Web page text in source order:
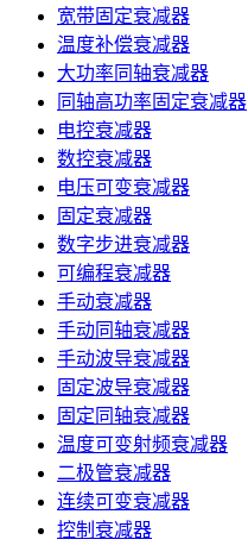
宽带固定衰减器
温度补偿衰减器
大功率同轴衰减器
同轴高功率固定衰减器
电控衰减器
数控衰减器
电压可变衰减器
固定衰减器
数字步进衰减器
可编程衰减器
手动衰减器
手动同轴衰减器
手动波导衰减器
固定波导衰减器
固定同轴衰减器
温度可变射频衰减器
二极管衰减器
连续可变衰减器
控制衰减器